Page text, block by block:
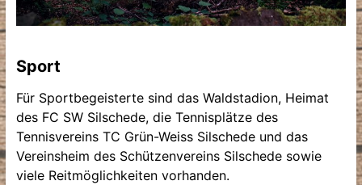
Sport
Für Sportbegeisterte sind das Waldstadion, Heimat
des FC SW Silschede, die Tennisplätze des
Tennisvereins TC Grün-Weiss Silschede und das
Vereinsheim des Schützenvereins Silschede sowie
viele Reitmöglichkeiten vorhanden.